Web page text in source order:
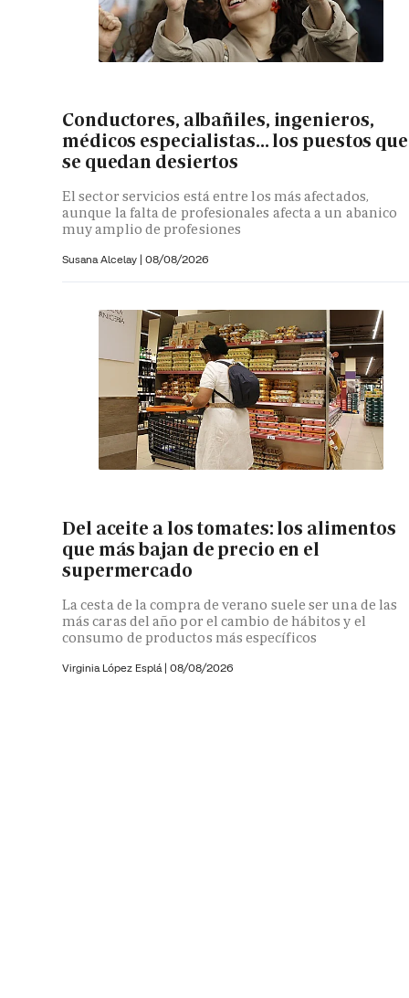
Conductores, albañiles, ingenieros,
médicos especialistas... los puestos que
se quedan desiertos
El sector servicios está entre los más afectados,
aunque la falta de profesionales afecta a un abanico
muy amplio de profesiones
Susana Alcelay | 08/08/2026
Del aceite a los tomates: los alimentos
que más bajan de precio en el
supermercado
La cesta de la compra de verano suele ser una de las
más caras del año por el cambio de hábitos y el
consumo de productos más específicos
Virginia López Esplá | 08/08/2026